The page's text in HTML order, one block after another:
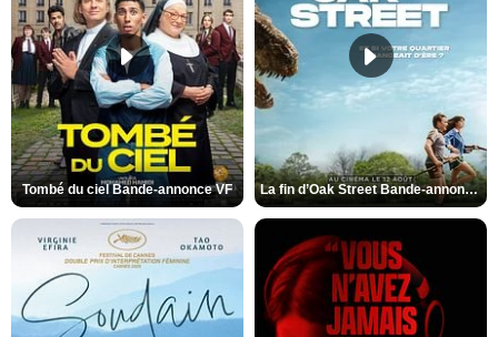
Tombé du ciel Bande-annonce VF La fin d’Oak Street Bande-annonce VO STFR